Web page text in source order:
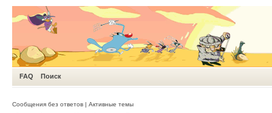
FAQ Поиск
Сообщения без ответов | Активные темы